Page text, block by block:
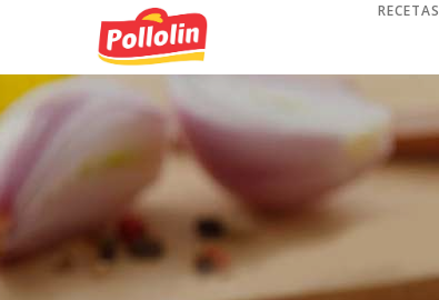
RECETAS